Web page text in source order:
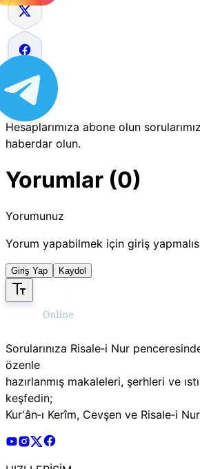
Hesaplarımıza abone olun
haberdar olun.
Yorumlar (0)
Yorumunuz
Yorum yapabilmek için giriş
Giriş Yap Kaydol
Sorularınıza Risale‑i Nur
özenle
hazırlanmış makaleleri, şerhleri ve
keşfedin;
Kur'ân‑ı Kerîm, Cevşen ve Risale‑i
Risale Online Youtube Hesabı
Risale Online Instagram Hesabı
Risale Online X Hesabı